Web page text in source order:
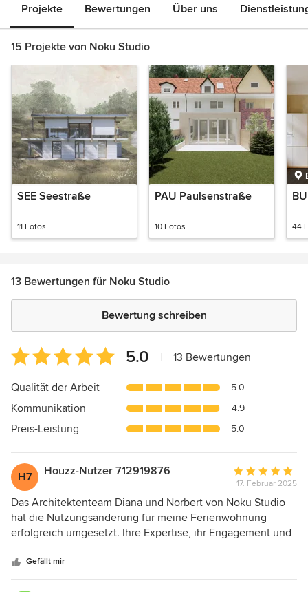
Projekte Bewertungen Über uns
15 Projekte von Noku Studio
SEE Seestraße
11 Fotos
PAU Paulsenstraße
10 Fotos 44
13 Bewertungen für Noku Studio
Bewertung schreiben
Durchschnittliche
Bewertung:
5
5
Sternen
5.0 13 Bewertungen
Qualität der Arbeit 5.0
Kommunikation 4.9
Preis-Leistung 5.0
H7 Houzz-Nutzer 712919876
Bewertung:
5
von
5
17. Februar 2025
Das Architektenteam Diana und Norbert von Noku Studio
hat die Nutzungsänderung für meine Ferienwohnung
erfolgreich umgesetzt. Ihre Expertise, ihr Engagement und
Besonders beeindruckt hat mich ihr tiefes Verständnis der
lokalen Vorschriften. Sie führten mich souverän durch alle
Gefällt mir